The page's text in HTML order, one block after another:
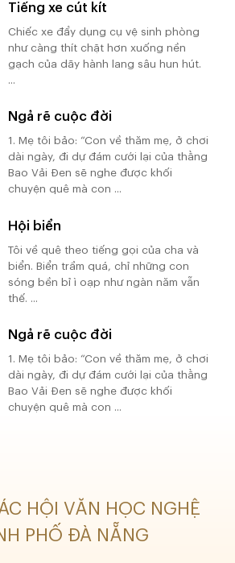
Tiếng xe cút kít
Chiếc xe đẩy dụng cụ vệ sinh phòng
như càng thít chặt hơn xuống nền
gạch của dãy hành lang sâu hun hút.
...
Ngả rẽ cuộc đời
1. Mẹ tôi bảo: “Con về thăm mẹ, ở chơi
dài ngày, đi dự đám cưới lại của thằng
Bao Vải Đen sẽ nghe được khối
chuyện quê mà con ...
Hội biển
Tôi về quê theo tiếng gọi của cha và
biển. Biển trầm quá, chỉ những con
sóng bền bỉ ì oạp như ngàn năm vẫn
thế. ...
Ngả rẽ cuộc đời
1. Mẹ tôi bảo: “Con về thăm mẹ, ở chơi
dài ngày, đi dự đám cưới lại của thằng
Bao Vải Đen sẽ nghe được khối
chuyện quê mà con ...
HỘI VĂN HỌC NGHỆ
PHỐ ĐÀ NẴNG